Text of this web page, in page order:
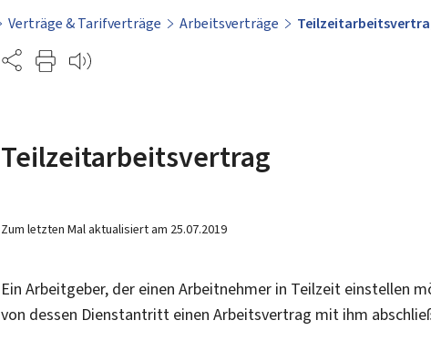
Verträge & Tarifverträge Arbeitsverträge
Partage
Teilzeitarbeitsvertrag
Zum letzten Mal aktualisiert am 25.07.2019
Ein Arbeitgeber, der einen Arbeitnehmer in Teilzeit einstellen
von dessen Dienstantritt einen Arbeitsvertrag mit ihm